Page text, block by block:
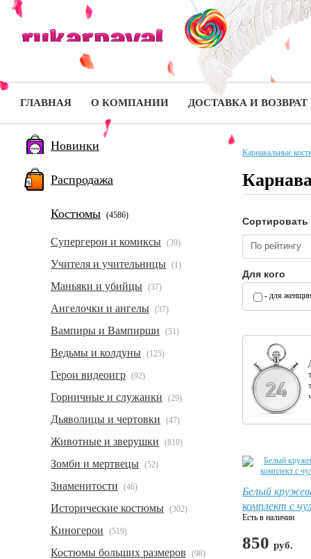
ГЛАВНАЯ О КОМПАНИИ ДОСТАВКА И ВОЗВРАТ
Новинки
Распродажа
Костюмы (4586)
Супергерои и комиксы (39)
Учителя и учительницы (1)
Маньяки и убийцы (37)
Ангелочки и ангелы (37)
Вампиры и Вампирши (51)
Ведьмы и колдуны (125)
Герои видеоигр (92)
Горничные и служанки (29)
Дьяволицы и чертовки (47)
Животные и зверушки (810)
Зомби и мертвецы (52)
Знаменитости (46)
Исторические костюмы (302)
Киногерои (519)
Костюмы больших размеров (98)
Карнавальные
Сортировать
По рейтингу
Для кого
- для женщин
Белый
комплект с
Есть в наличии
850 руб.